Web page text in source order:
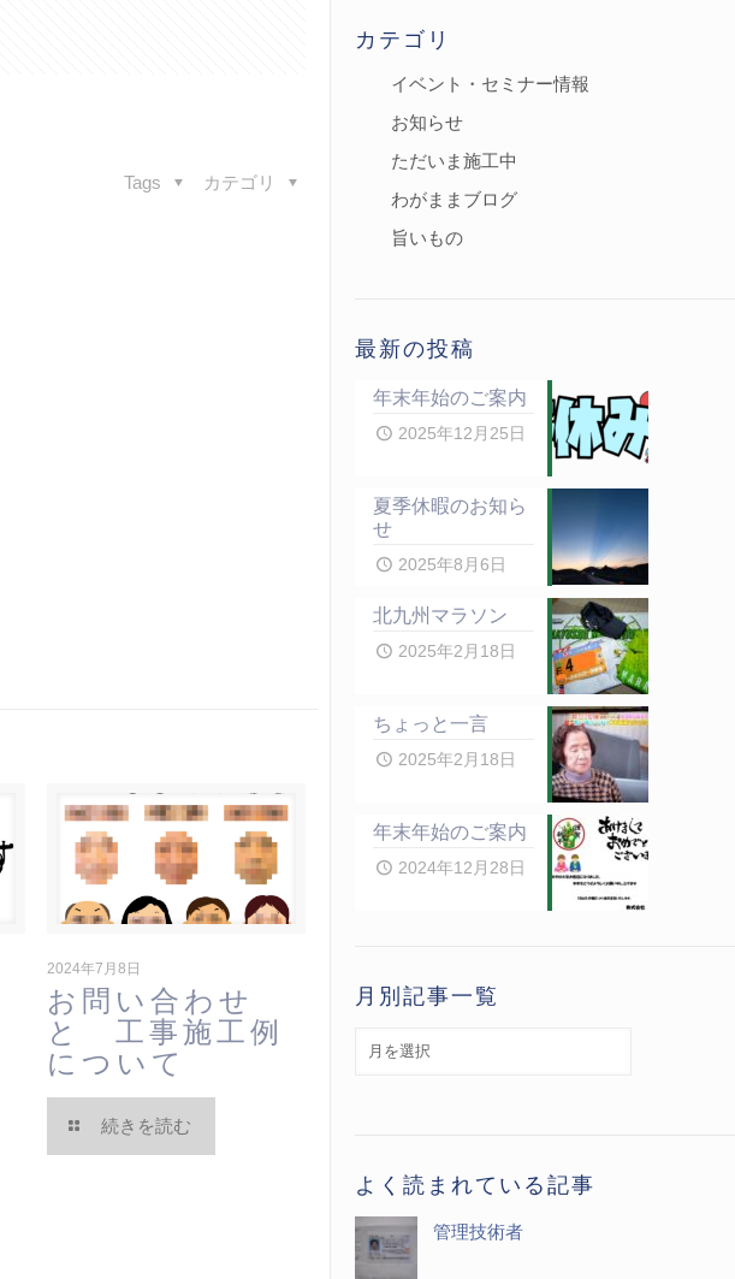
カテゴリ
Tags
2024年7月8日
お問い合わせ
と 工事施工例
について
続きを読む
カテゴリ
イベント・セミナー情報
お知らせ
ただいま施工中
わがままブログ
旨いもの
最新の投稿
年末年始のご案内
2025年12月25日
夏季休暇のお知ら
せ
2025年8月6日
北九州マラソン
2025年2月18日
ちょっと一言
2025年2月18日
年末年始のご案内
2024年12月28日
月別記事一覧
覧
よく読まれている記事
管理技術者